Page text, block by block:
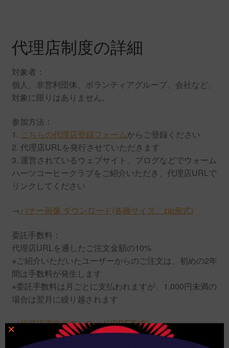
代理店制度の詳細
対象者：
個人、非営利団体、ボランティアグループ、会社など、
対象に限りはありません。
参加方法：
1. こちらの代理店登録フォームからご登録ください
2. 代理店URLを発行させていただきます
3. 運営されているウェブサイト、ブログなどでウォーム
ハーツコーヒークラブをご紹介いただき、代理店URLで
リンクしてください
→バナー画像 ダウンロード(各種サイズ、zip形式)
委託手数料：
代理店URLを通したご注文金額の10%
※ご紹介いただいたユーザーからのご注文は、初めの2年
間は手数料が発生します
※委託手数料は月ごとに支払われますが、1,000円未満の
場合は翌月に繰り越されます
→代理店規約ダウンロード(PDF形式)
×